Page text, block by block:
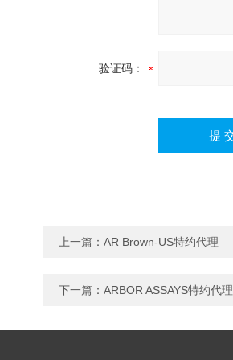
验证码：
上一篇： AR Brown-US特约代理
下一篇： ARBOR ASSAYS特约代理